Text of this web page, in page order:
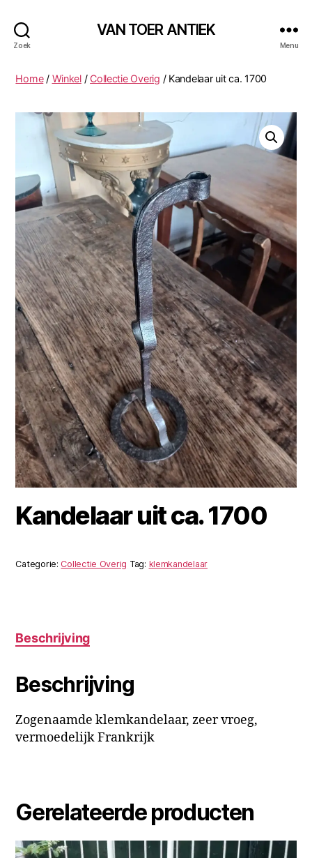
Zoek
VAN TOER ANTIEK
Menu
Home/ Winkel/ Collectie Overig / Kandelaar uit ca. 1700
Kandelaar uit ca. 1700
Categorie: Collectie Overig Tag: klemkandelaar
Beschrijving
Beschrijving
Zogenaamde klemkandelaar, zeer vroeg,
vermoedelijk Frankrijk
Gerelateerde producten